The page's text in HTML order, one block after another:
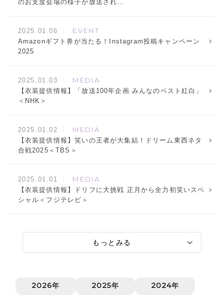
のお支度会場の様子が放送され…
2025.01.06 EVENT
Amazonギフト券が当たる！Instagram投稿キャンペーン
2025
2025.01.03 MEDIA
【衣装提供情報】「放送100年企画 みんなのベスト紅白」
＜NHK＞
2025.01.02 MEDIA
【衣装提供情報】笑いの王者が大集結！ドリーム東西ネタ
合戦2025＜TBS＞
2025.01.01 MEDIA
【衣装提供情報】ドリフに大挑戦 正月から全力初笑いスペ
シャル＜フジテレビ＞
もっとみる
2026年 2025年
2024年